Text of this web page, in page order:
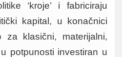
‘kroje’ i fabriciraju
kapital, u konačnici
za klasični, materijalni,
potpunosti investiran u